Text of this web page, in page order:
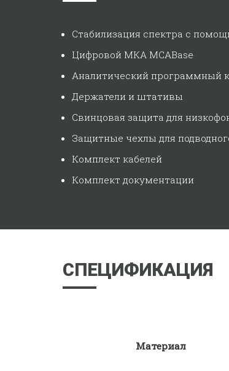
Стабилизация спектра с
Цифровой MКA MCABase
Аналитический программный
Держатели и штативы
Свинцовая защита для
Защитные чехлы для
Комплект кабелей
Комплект документации
СПЕЦИФИКАЦИЯ
Материал